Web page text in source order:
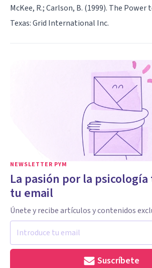
McKee, R.; Carlson, B. (1999). The Power
Texas: Grid International Inc.
NEWSLETTER PYM
La pasión por la
tu email
Únete y recibe artículos y contenidos
Suscríbete